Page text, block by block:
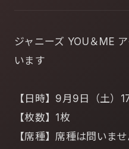
ジャニーズ YOU＆ME
います
【日時】9月9日（土）
【枚数】1枚
【席種】席種は問いま